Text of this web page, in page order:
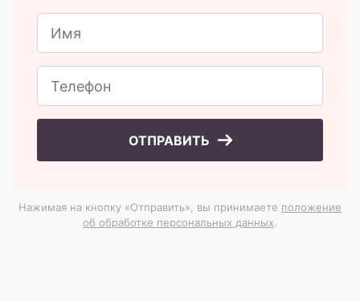
ОТПРАВИТЬ
Нажимая на кнопку «Отправить», вы принимаете положение
об обработке персональных данных.